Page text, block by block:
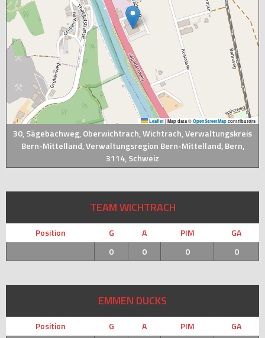
Leaflet | Map data © OpenStreetMap contributors
30, Sägebachweg, Oberwichtrach, Wichtrach, Verwaltungskreis
Bern-Mittelland, Verwaltungsregion Bern-Mittelland, Bern,
3114, Schweiz
TEAM WICHTRACH
Position G A PIM
GA
0
0 0 0
EMMEN DUCKS
Position G A PIM
GA